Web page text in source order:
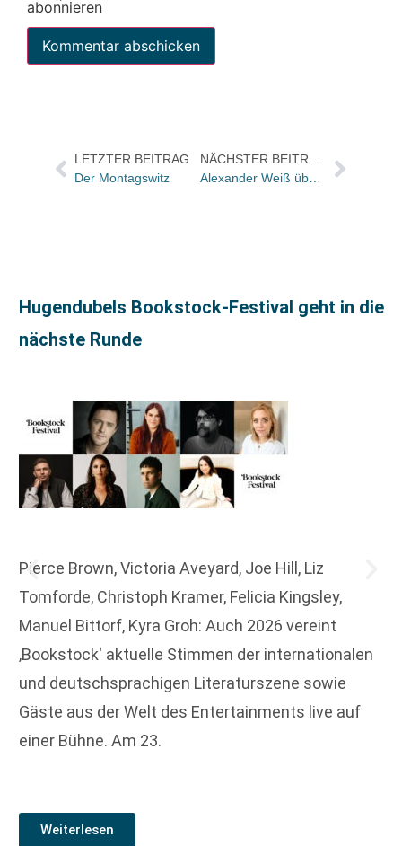
abonnieren
LETZTER BEITRAG
Der Montagswitz
Hugendubels Bookstock-Festival geht in die
nächste Runde
Pierce Brown, Victoria Aveyard, Joe Hill, Liz
Tomforde, Christoph Kramer, Felicia Kingsley,
Manuel Bittorf, Kyra Groh: Auch 2026 vereint
‚Bookstock‘ aktuelle Stimmen der internationalen
und deutschsprachigen Literaturszene sowie
Gäste aus der Welt des Entertainments live auf
einer Bühne. Am 23.
Weiterlesen